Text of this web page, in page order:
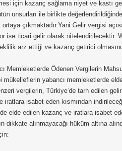
için kazanç sağlama niyet ve kastı
unsurları ile birlikte
çıkmaktadır.Yani Gelir vergisi
ise ticari gelir olarak nitelendirilecektir.
arz ettiği ve kazanç getirici
Memleketlerde Ödenen Vergilerin
yabancı memleketlerde
vergilerin, Türkiye’de tarh edilen
isabet eden kısmından
elde edilen kazanç ve iratlara isabet
dikkate alınmayacağı hüküm altına